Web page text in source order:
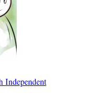
Independent